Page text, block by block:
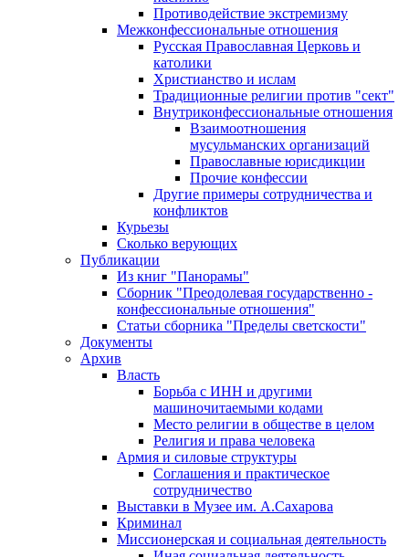
Противодействие экстремизму
Межконфессиональные отношения
Русская Православная Церковь и
католики
Христианство и ислам
Традиционные религии против "сект"
Внутриконфессиональные отношения
Взаимоотношения
мусульманских организаций
Православные юрисдикции
Прочие конфессии
Другие примеры сотрудничества и
конфликтов
Курьезы
Сколько верующих
Публикации
Из книг "Панорамы"
Сборник "Преодолевая государственно -
конфессиональные отношения"
Статьи сборника "Пределы светскости"
Документы
Архив
Власть
Борьба с ИНН и другими
машиночитаемыми кодами
Место религии в обществе в целом
Религия и права человека
Армия и силовые структуры
Соглашения и практическое
сотрудничество
Выставки в Музее им. А.Сахарова
Криминал
Миссионерская и социальная деятельность